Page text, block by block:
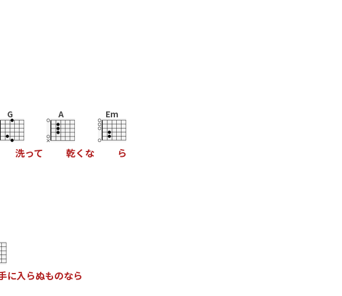
G
洗って
A
乾く な
Em
ら
に入らぬものなら